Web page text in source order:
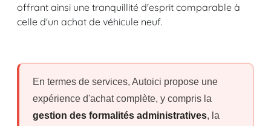
offrant ainsi une tranquillité d'esprit comparable à
celle d'un achat de véhicule neuf.
En termes de services, Autoici propose une
expérience d'achat complète, y compris la
gestion des formalités administratives, la